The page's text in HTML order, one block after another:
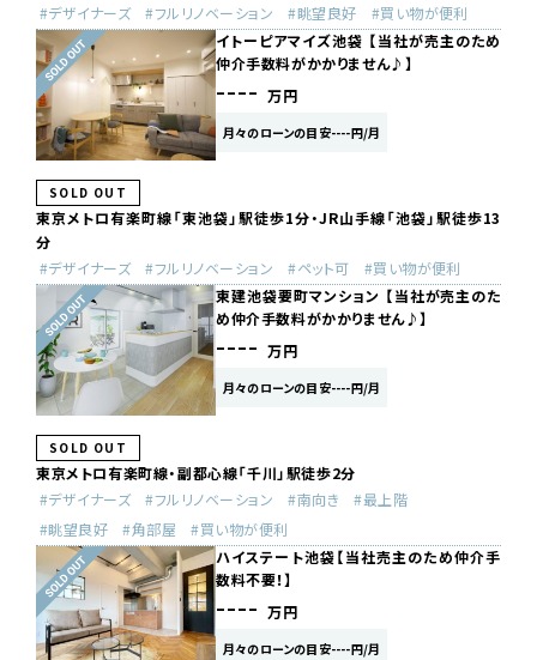
デザイナーズ
フルリノベーション 眺望良好
買い物が便利
イトーピアマイズ池袋 【当社が売主のため
仲介手数料がかかりません♪】
---- 万円
月々のローンの目安----円/月
SOLD OUT
東京メトロ有楽町線「東池袋」駅徒歩1分・JR山手線「池袋」駅徒歩13
分
デザイナーズ
フルリノベーション ペット可
買い物が便利
東建池袋要町マンション 【当社が売主のた
め仲介手数料がかかりません♪】
---- 万円
月々のローンの目安----円/月
SOLD OUT
東京メトロ有楽町線・副都心線「千川」駅徒歩2分
デザイナーズ
フルリノベーション 南向き
最上階
眺望良好
角部屋
買い物が便利
ハイステート池袋【当社売主のため仲介手
数料不要！】
---- 万円
月々のローンの目安----円/月